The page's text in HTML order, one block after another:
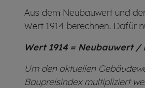
Aus dem Neubauwert und
Wert 1914 berechnen. Dafür
Wert 1914 = Neubauwert
Um den aktuellen
Baupreisindex multipliziert